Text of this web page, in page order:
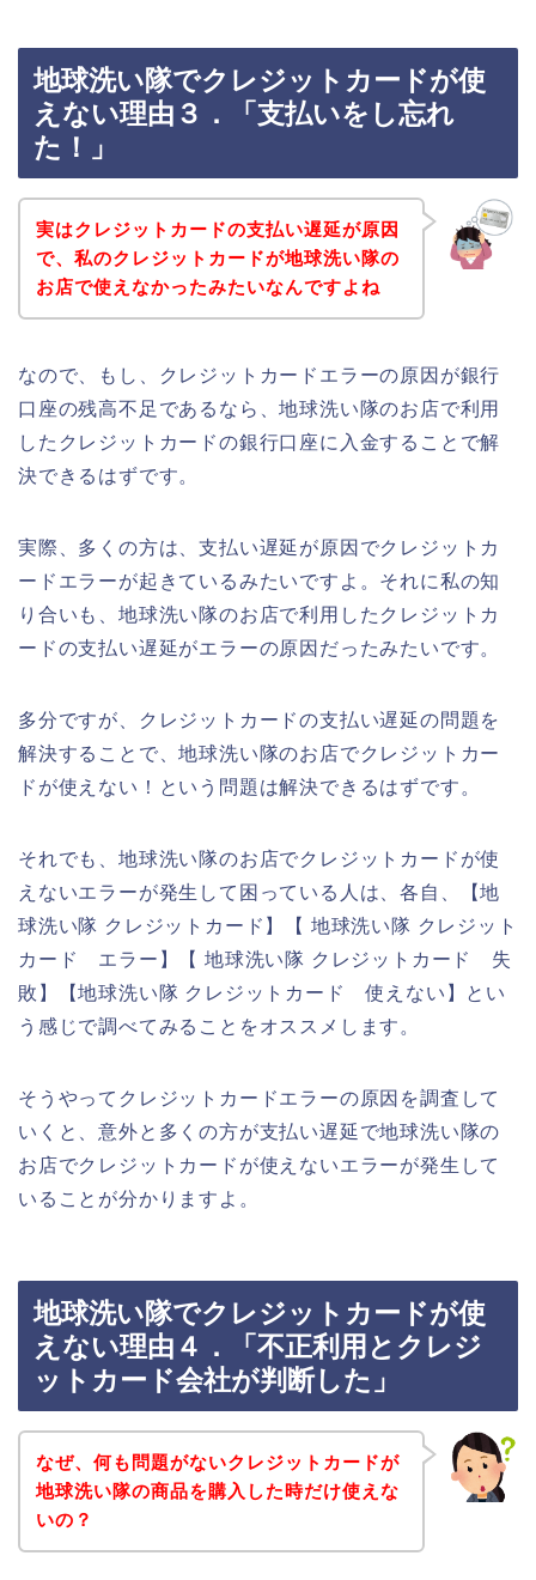
地球洗い隊でクレジットカードが使
えない理由３．「支払いをし忘れ
た！」
実はクレジットカードの支払い遅延が原因
で、私のクレジットカードが地球洗い隊の
お店で使えなかったみたいなんですよね
なので、もし、クレジットカードエラーの原因が銀行
口座の残高不足であるなら、地球洗い隊のお店で利用
したクレジットカードの銀行口座に入金することで解
決できるはずです。
実際、多くの方は、支払い遅延が原因でクレジットカ
ードエラーが起きているみたいですよ。それに私の知
り合いも、地球洗い隊のお店で利用したクレジットカ
ードの支払い遅延がエラーの原因だったみたいです。
多分ですが、クレジットカードの支払い遅延の問題を
解決することで、地球洗い隊のお店でクレジットカー
ドが使えない！という問題は解決できるはずです。
それでも、地球洗い隊のお店でクレジットカードが使
えないエラーが発生して困っている人は、各自、【地
球洗い隊 クレジットカード】【 地球洗い隊 クレジット
カード エラー】【 地球洗い隊 クレジットカード 失
敗】【地球洗い隊 クレジットカード 使えない】とい
う感じで調べてみることをオススメします。
そうやってクレジットカードエラーの原因を調査して
いくと、意外と多くの方が支払い遅延で地球洗い隊の
お店でクレジットカードが使えないエラーが発生して
いることが分かりますよ。
地球洗い隊でクレジットカードが使
えない理由４．「不正利用とクレジ
ットカード会社が判断した」
なぜ、何も問題がないクレジットカードが
地球洗い隊の商品を購入した時だけ使えな
いの？